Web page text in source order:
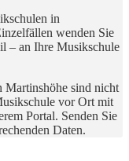
in
wenden Sie
– an Ihre Musikschule
sind nicht
vor Ort mit
Portal. Senden Sie
Daten.